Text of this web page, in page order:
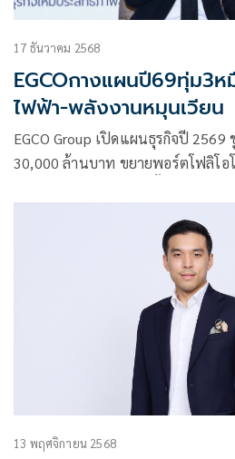
17 ธันวาคม 2568
EGCOกางแผนปี69ทุ่ม3
ไฟฟ้า-พลังงานหมุนเวียน
EGCO Group เปิดแผนธุรกิจปี 2569
30,000 ล้านบาท ขยายพอร์ตโฟลิโอ
เติบโตระยะยาวและสร้างความมั่นคงทางพลัง
13 พฤศจิกายน 2568